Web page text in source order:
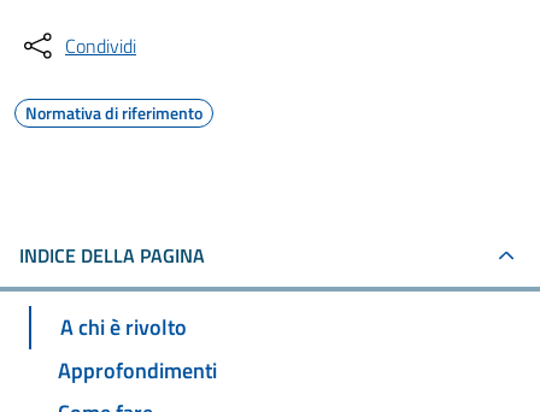
Condividi
Normativa di riferimento
INDICE DELLA PAGINA
A chi è rivolto
Approfondimenti